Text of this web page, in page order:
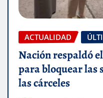
ACTUALIDAD
Nación respaldó
para bloquear las
las cárceles